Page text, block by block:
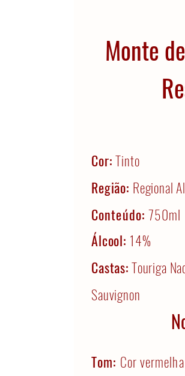
Monte
Cor:Tinto
Região: Regional
Conteúdo: 750ml
Álcool: 14%
Castas:Touriga
Sauvignon
Tom: Cor